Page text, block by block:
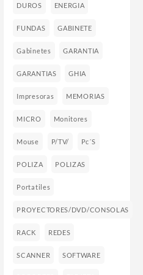
DUROS ENERGIA
FUNDAS GABINETE
Gabinetes GARANTIA
GARANTIAS GHIA
Impresoras MEMORIAS
MICRO Monitores
Mouse P/TV/ Pc´s
POLIZA POLIZAS
Portatiles
PROYECTORES/DVD/CONSOLAS
RACK REDES
SCANNER SOFTWARE